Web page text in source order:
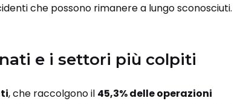
che possono rimanere a lungo sconosciuti.
e i settori più colpiti
, che raccolgono il 45,3% delle operazioni